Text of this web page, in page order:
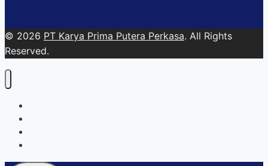
© 2026 PT Karya Prima Putera Perkasa. All Rights
Reserved.